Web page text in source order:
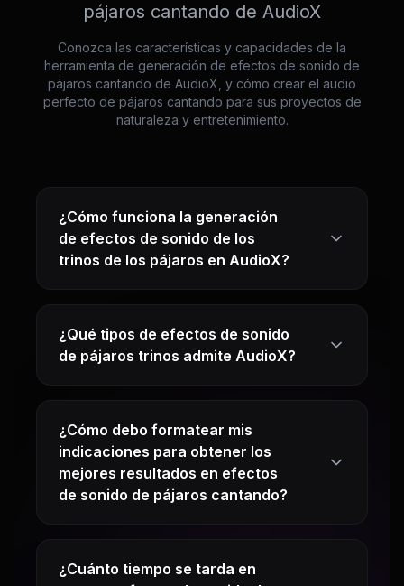
pájaros cantando de AudioX
Conozca las características y capacidades de la
herramienta de generación de efectos de sonido de
pájaros cantando de AudioX, y cómo crear el audio
perfecto de pájaros cantando para sus proyectos de
naturaleza y entretenimiento.
¿Cómo funciona la generación
de efectos de sonido de los
trinos de los pájaros en AudioX?
¿Qué tipos de efectos de sonido
de pájaros trinos admite AudioX?
¿Cómo debo formatear mis
indicaciones para obtener los
mejores resultados en efectos
de sonido de pájaros cantando?
¿Cuánto tiempo se tarda en